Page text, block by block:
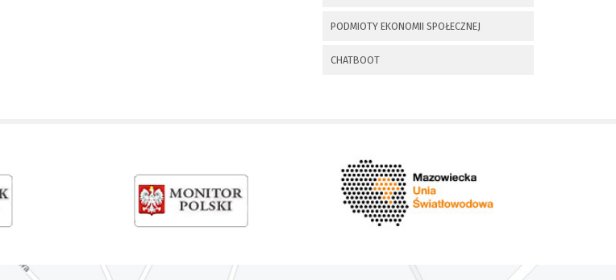
Bitwy pod
informacyjne 28.09.2021 r.
Invalid date
ZAPROSZENIE NA
Ludowych Regionów
PODMIOTY EKONOMII SPOŁECZNEJ
CHATBOOT